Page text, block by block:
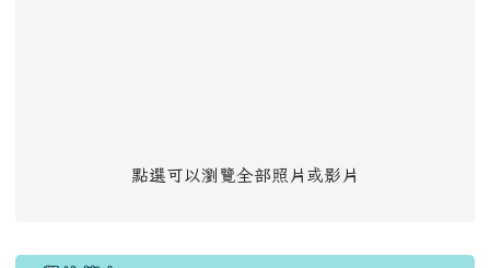
點選可以瀏覽全部照片或影片